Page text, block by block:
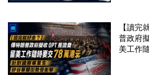
【讀完
普政府
美工作